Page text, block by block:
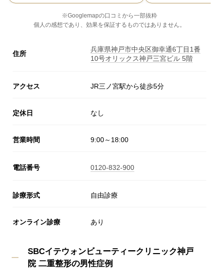
※Googlemapの口コミから一部抜粋
個人の感想であり、効果を保証するものではありません。
住所
兵庫県神戸市中央区御幸通6丁目1番
10号オリックス神戸三宮ビル 5階
アクセス JR三ノ宮駅から徒歩5分
定休日 なし
営業時間 9:00～18:00
電話番号 0120-832-900
診療形式 自由診療
オンライン診療 あり
SBCイテウォンビューティークリニック神戸
院 二重整形の男性症例